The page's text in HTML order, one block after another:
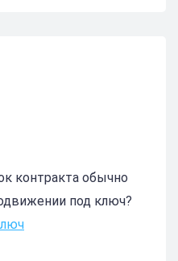
контракта обычно
под ключ?